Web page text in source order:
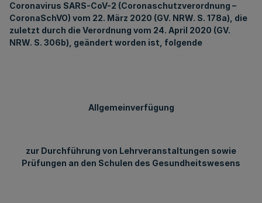
Coronavirus SARS-CoV-2 (Coronaschutzverordnung –
CoronaSchVO) vom 22. März 2020 (GV. NRW. S. 178a), die
zuletzt durch die Verordnung vom 24. April 2020 (GV.
NRW. S. 306b), geändert worden ist, folgende
Allgemeinverfügung
zur Durchführung von Lehrveranstaltungen sowie
Prüfungen an den Schulen des Gesundheitswesens